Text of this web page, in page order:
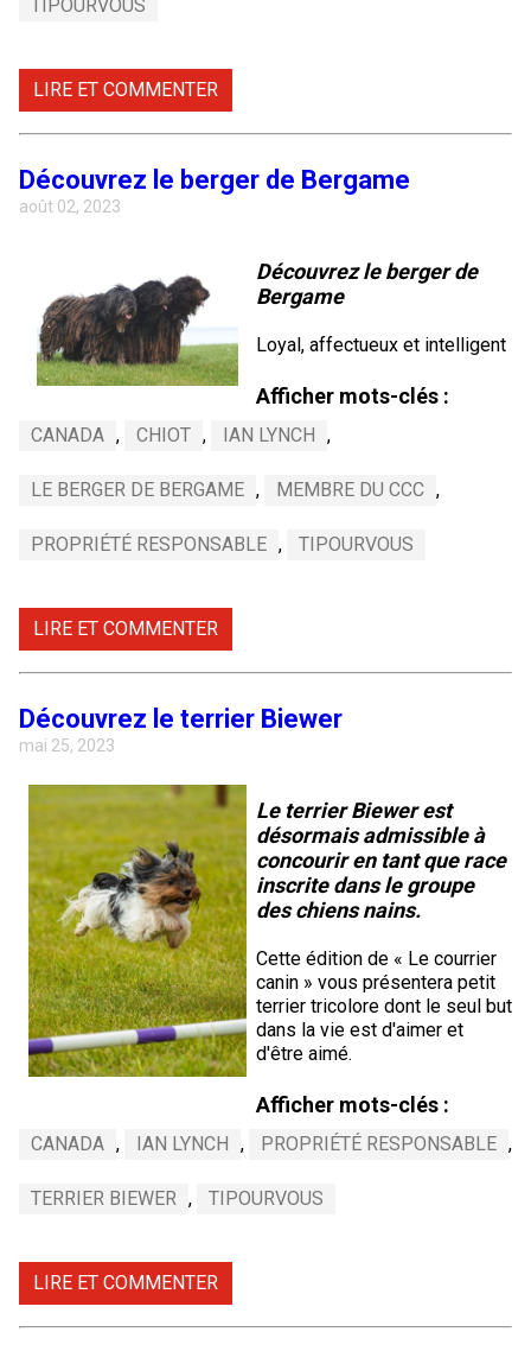
TIPOURVOUS
LIRE ET COMMENTER
Découvrez le berger de Bergame
août 02, 2023
Découvrez le berger de
Bergame
Loyal, affectueux et intelligent
Afficher mots-clés :
CANADA , CHIOT , IAN LYNCH ,
LE BERGER DE BERGAME , MEMBRE DU CCC ,
PROPRIÉTÉ RESPONSABLE , TIPOURVOUS
LIRE ET COMMENTER
Découvrez le terrier Biewer
mai 25, 2023
Le terrier Biewer est
désormais admissible à
concourir en tant que race
inscrite dans le groupe
des chiens nains.
Cette édition de « Le courrier
canin » vous présentera petit
terrier tricolore dont le seul but
dans la vie est d'aimer et
d'être aimé.
Afficher mots-clés :
CANADA , IAN LYNCH , PROPRIÉTÉ RESPONSABLE ,
TERRIER BIEWER , TIPOURVOUS
LIRE ET COMMENTER